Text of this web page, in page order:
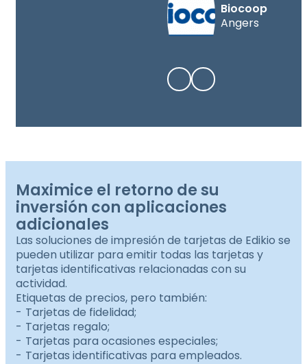
Biocoop
Angers
Maximice el retorno de su
inversión con aplicaciones
adicionales
Las soluciones de impresión de tarjetas de Edikio se
pueden utilizar para emitir todas las tarjetas y
tarjetas identificativas relacionadas con su
actividad.
Etiquetas de precios, pero también:
Tarjetas de fidelidad;
Tarjetas regalo;
Tarjetas para ocasiones especiales;
Tarjetas identificativas para empleados.